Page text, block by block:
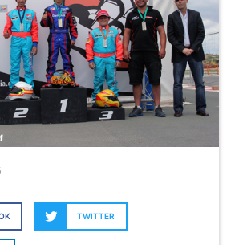
TWITTER